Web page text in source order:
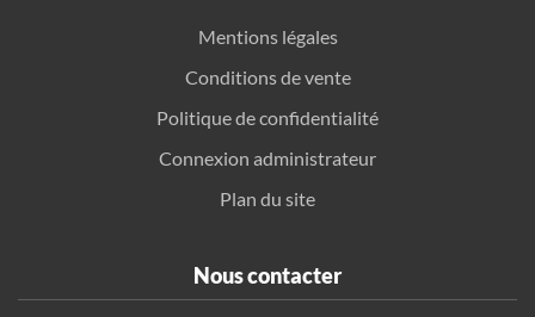
Mentions légales
Conditions de vente
Politique de confidentialité
Connexion administrateur
Plan du site
Nous contacter